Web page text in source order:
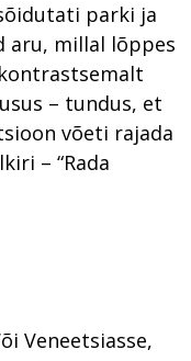
parki ja
aru, millal lõppes
– tundus, et
võeti rajada
– “Rada
Veneetsiasse,